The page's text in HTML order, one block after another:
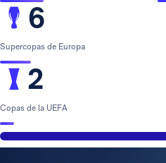
6
Supercopas de Europa
2
Copas de la UEFA